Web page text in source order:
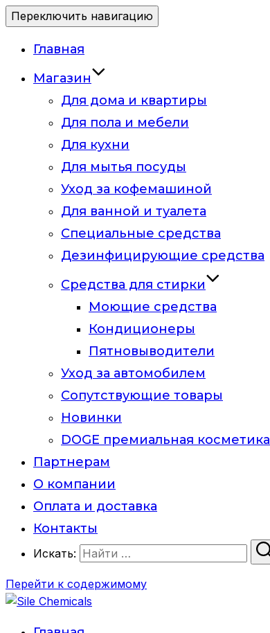
Переключить навигацию
Главная
Магазин
Для дома и квартиры
Для пола и мебели
Для кухни
Для мытья посуды
Уход за кофемашиной
Для ванной и туалета
Специальные средства
Дезинфицирующие средства
Средства для стирки
Моющие средства
Кондиционеры
Пятновыводители
Уход за автомобилем
Сопутствующие товары
Новинки
DOGE премиальная косметика
Партнерам
О компании
Оплата и доставка
Контакты
Искать:
Перейти к содержимому